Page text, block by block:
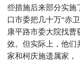
些措施后来部分实施
口市委把几十万“赤
康平路市委大院找曹
效。但实际上，他们
家和柯庆施遗属家，